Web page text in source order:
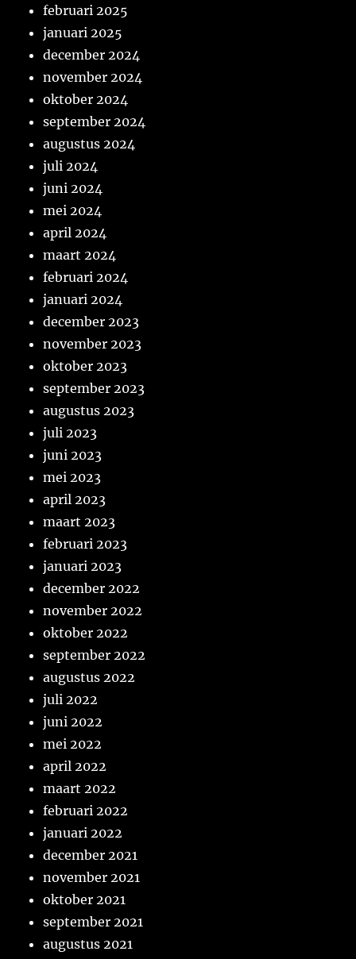
februari 2025
januari 2025
december 2024
november 2024
oktober 2024
september 2024
augustus 2024
juli 2024
juni 2024
mei 2024
april 2024
maart 2024
februari 2024
januari 2024
december 2023
november 2023
oktober 2023
september 2023
augustus 2023
juli 2023
juni 2023
mei 2023
april 2023
maart 2023
februari 2023
januari 2023
december 2022
november 2022
oktober 2022
september 2022
augustus 2022
juli 2022
juni 2022
mei 2022
april 2022
maart 2022
februari 2022
januari 2022
december 2021
november 2021
oktober 2021
september 2021
augustus 2021